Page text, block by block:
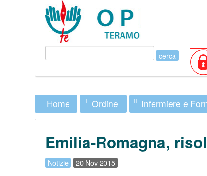
Home Ordine Infermiere e
Emilia-Romagna,
Notizie 20 Nov 2015